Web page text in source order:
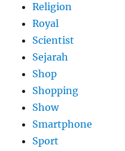
Religion
Royal
Scientist
Sejarah
Shop
Shopping
Show
Smartphone
Sport